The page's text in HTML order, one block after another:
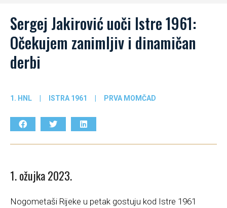
Sergej Jakirović uoči Istre 1961:
Očekujem zanimljiv i dinamičan
derbi
1. HNL | ISTRA 1961 | PRVA MOMČAD
1. ožujka 2023.
Nogometaši Rijeke u petak gostuju kod Istre 1961